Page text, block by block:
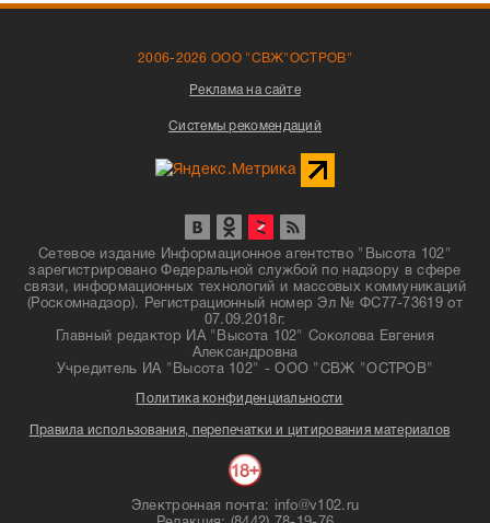
2006-2026 ООО "СВЖ"ОСТРОВ"
Реклама на сайте
Системы рекомендаций
Сетевое издание Информационное агентство "Высота 102"
зарегистрировано Федеральной службой по надзору в сфере
связи, информационных технологий и массовых коммуникаций
(Роскомнадзор). Регистрационный номер Эл № ФС77-73619 от
07.09.2018г.
Главный редактор ИА "Высота 102" Соколова Евгения
Александровна
Учредитель ИА "Высота 102" - ООО "СВЖ "ОСТРОВ"
Политика конфиденциальности
Правила использования, перепечатки и цитирования материалов
Электронная почта: info@v102.ru